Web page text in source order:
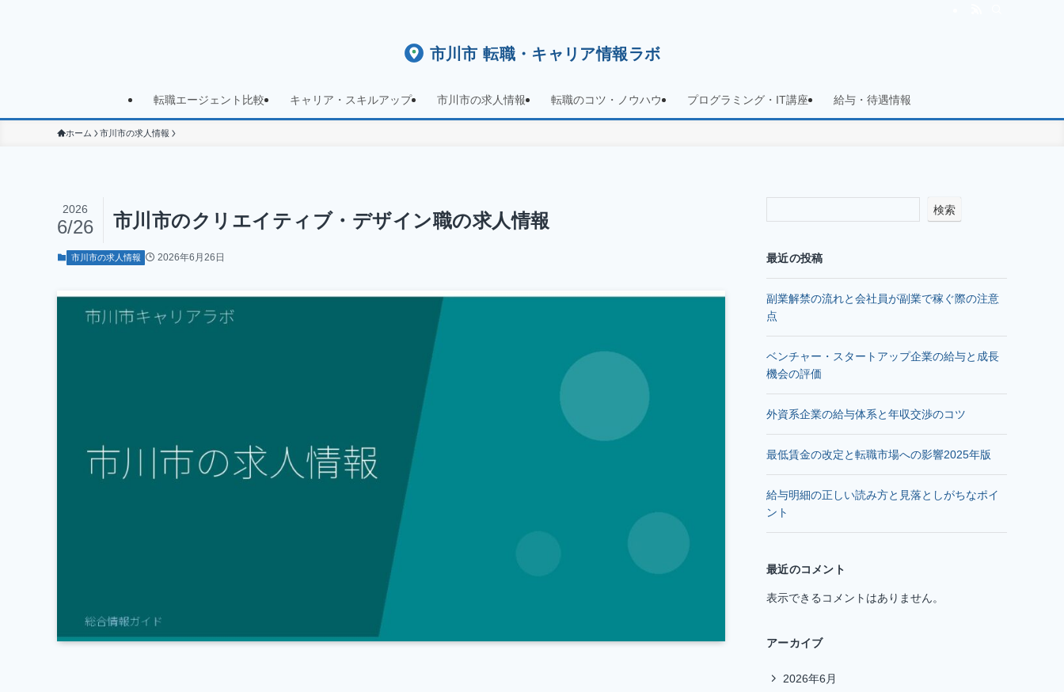
市川市 転職・キャリア情報ラボ
転職エージェント比較 キャリア・スキルアップ 市川市の求人情報 転職のコツ・ノウハウ プログラミング・IT講座 給与・待遇情報
ホーム 市川市の求人情報
市川市のクリエイティブ・デザイン職の求人情報
2026
6/26
市川市の求人情報 2026年6月26日
検索
最近の投稿
副業解禁の流れと会社員が副業で稼ぐ際の注意
点
ベンチャー・スタートアップ企業の給与と成長
機会の評価
外資系企業の給与体系と年収交渉のコツ
最低賃金の改定と転職市場への影響2025年版
給与明細の正しい読み方と見落としがちなポイ
ント
最近のコメント
表示できるコメントはありません。
アーカイブ
2026年6月